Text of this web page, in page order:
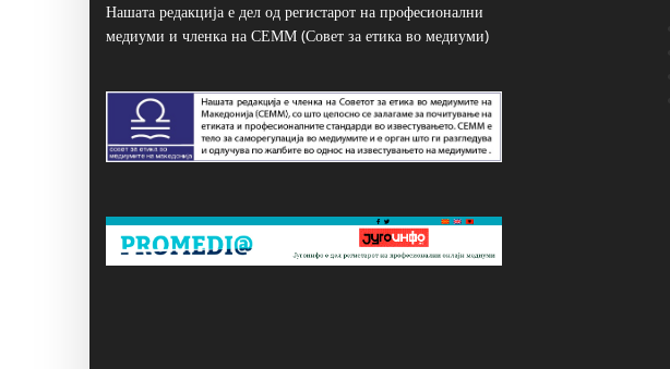
Нашата редакција е дел од регистарот на професионални
медиуми и членка на СЕММ (Совет за етика во медиуми)